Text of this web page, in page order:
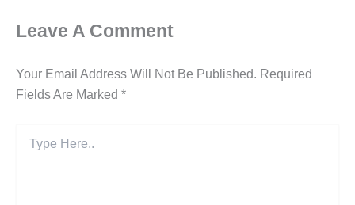
Leave A Comment
Your Email Address Will Not Be Published. Required
Fields Are Marked *
Here..